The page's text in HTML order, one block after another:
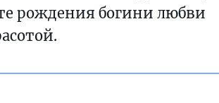
рождения богини любви